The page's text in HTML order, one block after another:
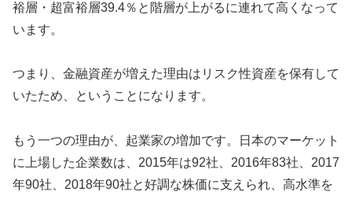
裕層・超富裕層39.4％と階層が上がるに連れて高くなって
います。
つまり、金融資産が増えた理由はリスク性資産を保有して
いたため、ということになります。
もう一つの理由が、起業家の増加です。日本のマーケット
に上場した企業数は、2015年は92社、2016年83社、2017
年90社、2018年90社と好調な株価に支えられ、高水準を